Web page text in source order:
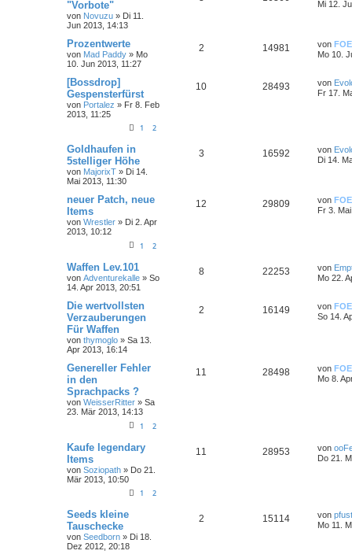
"Vorbote"
von Novuzu » Di 11.
Jun 2013, 14:13
Mi 12.
Prozentwerte
von Mad Paddy » Mo
10. Jun 2013, 11:27
2 14981 von FOE
Mo 10.
[Bossdrop]
Gespensterfürst
von Portalez » Fr 8. Feb
2013, 11:25
1 2
10 28493 von
Fr 17.
Goldhaufen in
5stelliger Höhe
von MajorixT » Di 14.
Mai 2013, 11:30
3 16592 von
Di 14.
neuer Patch, neue
Items
von Wrestler » Di 2. Apr
2013, 10:12
1 2
12 29809 von FOE
Fr 3.
Waffen Lev.101
von Adventurekalle » So
14. Apr 2013, 20:51
8 22253 von
Mo 22.
Die wertvollsten
Verzauberungen
Für Waffen
von thymoglo » Sa 13.
Apr 2013, 16:14
2 16149 von FOE
So 14.
Genereller Fehler
in den
Sprachpacks ?
von WeisserRitter » Sa
23. Mär 2013, 14:13
1 2
11 28498 von FOE
Mo 8.
Kaufe legendary
Items
von Soziopath » Do 21.
Mär 2013, 10:50
1 2
11 28953 von
Do 21.
Seeds kleine
Tauschecke
von Seedborn » Di 18.
Dez 2012, 20:18
2 15114 von
Mo 11.